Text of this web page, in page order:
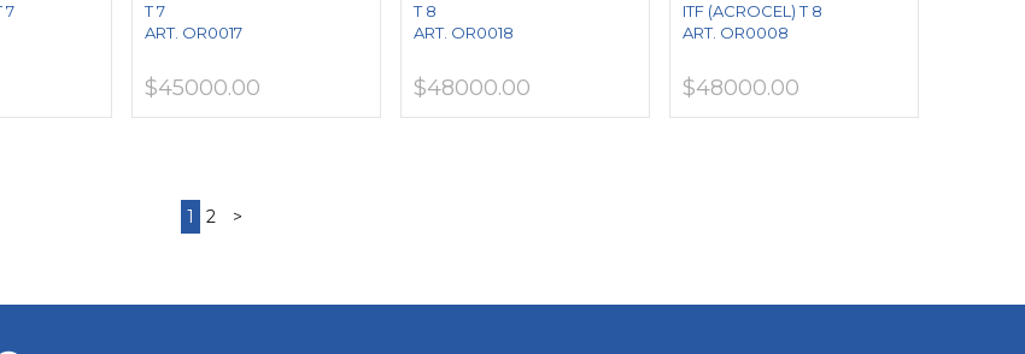
7
T 7
ART. OR0017
$45000.00
T 8
ART. OR0018
$48000.00
ITF (ACROCEL) T 8
ART. OR0008
$48000.00
1 2 >